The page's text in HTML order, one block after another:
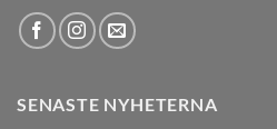
SENASTE NYHETERNA